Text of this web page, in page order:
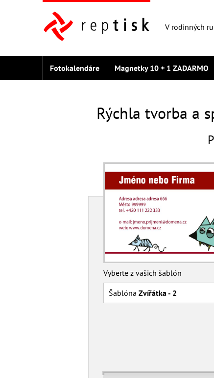
V rodinných
Fotokalendáre Magnetky 10 + 1 ZADARMO
Rýchla tvorba a
Vyberte z vašich šablón
ŠablónaZvířátka - 2